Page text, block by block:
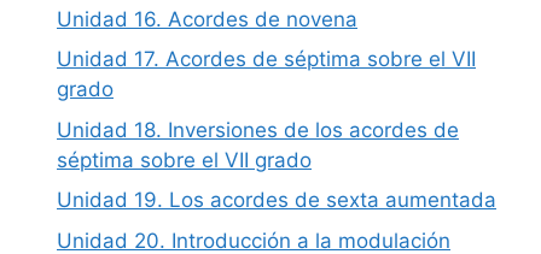
Unidad 16. Acordes de novena
Unidad 17. Acordes de séptima sobre el VII
grado
Unidad 18. Inversiones de los acordes de
séptima sobre el VII grado
Unidad 19. Los acordes de sexta aumentada
Unidad 20. Introducción a la modulación